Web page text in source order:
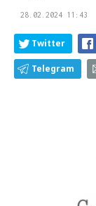
28.02.2024 11:43
Twitter
Telegram